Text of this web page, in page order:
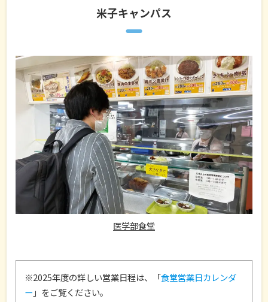
米子キャンパス
医学部食堂
※2025年度の詳しい営業日程は、「食堂営業日カレンダ
ー 」をご覧ください。